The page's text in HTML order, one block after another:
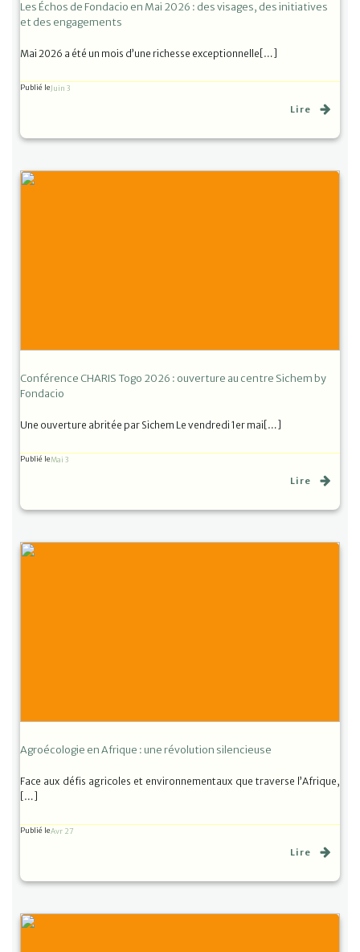
Les Échos de Fondacio en Mai 2026 : des visages, des initiatives
et des engagements
Mai 2026 a été un mois d’une richesse exceptionnelle[…]
Publié leJuin 3
Lire
Conférence CHARIS Togo 2026 : ouverture au centre Sichem by
Fondacio
Une ouverture abritée par Sichem Le vendredi 1er mai[…]
Publié leMai 3
Lire
Agroécologie en Afrique : une révolution silencieuse
Face aux défis agricoles et environnementaux que traverse l’Afrique,
[…]
Publié leAvr 27
Lire